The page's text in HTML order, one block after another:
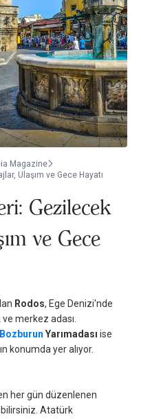
Magazine
Ulaşım ve Gece Hayatı
Gezilecek
ve Gece
Rodos, Ege Denizi'nde
merkez adası.
Bozburun Yarımadası ise
konumda yer alıyor.
her gün düzenlenen
Atatürk